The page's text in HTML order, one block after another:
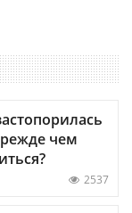
чем
2537